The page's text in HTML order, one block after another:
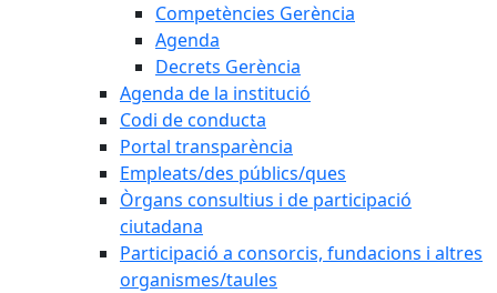
Competències Gerència
Agenda
Decrets Gerència
Agenda de la institució
Codi de conducta
Portal transparència
Empleats/des públics/ques
Òrgans consultius i de participació
ciutadana
Participació a consorcis, fundacions i altres
organismes/taules